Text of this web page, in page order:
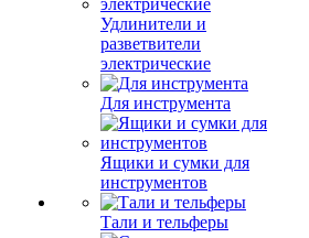
Удлинители и
разветвители
электрические
Для инструмента
Ящики и сумки для
инструментов
Тали и тельферы